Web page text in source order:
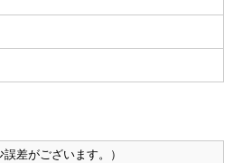
差がございます。）